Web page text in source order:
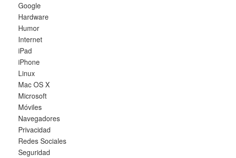
Google
Hardware
Humor
Internet
iPad
iPhone
Linux
Mac OS X
Microsoft
Móviles
Navegadores
Privacidad
Redes Sociales
Seguridad